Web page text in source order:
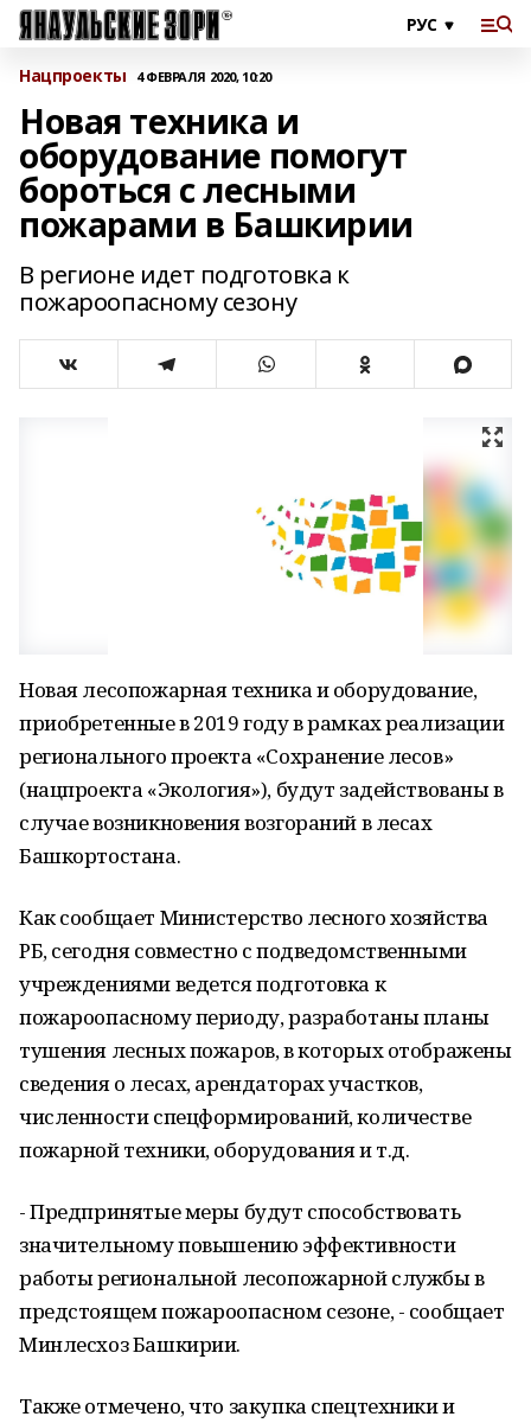
Нацпроекты 4 ФЕВРАЛЯ 2020, 10:20
Новая техника и
оборудование помогут
бороться с лесными
пожарами в Башкирии
В регионе идет подготовка к
пожароопасному сезону
Новая лесопожарная техника и оборудование,
приобретенные в 2019 году в рамках реализации
регионального проекта «Сохранение лесов»
(нацпроекта «Экология»), будут задействованы в
случае возникновения возгораний в лесах
Башкортостана.
Как сообщает Министерство лесного хозяйства
РБ, сегодня совместно с подведомственными
учреждениями ведется подготовка к
пожароопасному периоду, разработаны планы
тушения лесных пожаров, в которых отображены
сведения о лесах, арендаторах участков,
численности спецформирований, количестве
пожарной техники, оборудования и т.д.
- Предпринятые меры будут способствовать
значительному повышению эффективности
работы региональной лесопожарной службы в
предстоящем пожароопасном сезоне, - сообщает
Минлесхоз Башкирии.
Также отмечено, что закупка спецтехники и